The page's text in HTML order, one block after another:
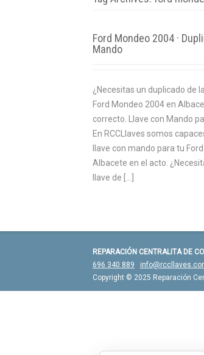
Ford Mondeo 2004 ·
Mando
¿Necesitas un duplicado de
Ford Mondeo 2004 en
correcto. Llave con Mando
En RCCLlaves somos
llave con mando para tu
Albacete en el acto.
llave de […]
REPARACIÓN CENTRALITA DE
696 340 889
Copyright © 2025 Reparación